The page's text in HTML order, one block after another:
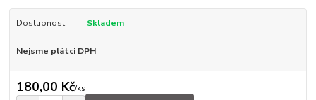
Dostupnost Skladem
Nejsme plátci DPH
180,00 Kč/ks